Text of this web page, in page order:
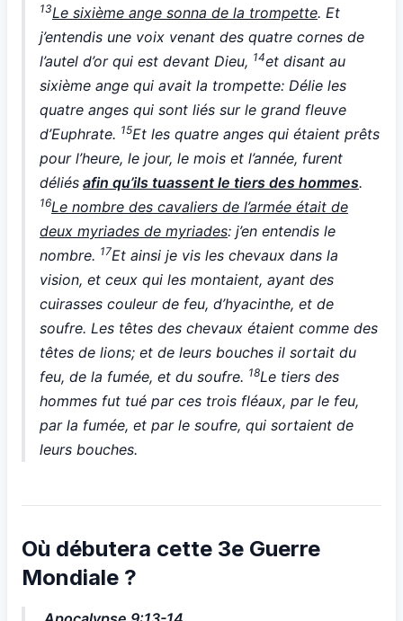
13Le sixième ange sonna de la trompette. Et
j’entendis une voix venant des quatre cornes de
l’autel d’or qui est devant Dieu, 14et disant au
sixième ange qui avait la trompette: Délie les
quatre anges qui sont liés sur le grand fleuve
d’Euphrate. 15Et les quatre anges qui étaient prêts
pour l’heure, le jour, le mois et l’année, furent
déliés afin qu’ils tuassent le tiers des hommes.
16Le nombre des cavaliers de l’armée était de
deux myriades de myriades: j’en entendis le
nombre. 17Et ainsi je vis les chevaux dans la
vision, et ceux qui les montaient, ayant des
cuirasses couleur de feu, d’hyacinthe, et de
soufre. Les têtes des chevaux étaient comme des
têtes de lions; et de leurs bouches il sortait du
feu, de la fumée, et du soufre. 18Le tiers des
hommes fut tué par ces trois fléaux, par le feu,
par la fumée, et par le soufre, qui sortaient de
leurs bouches.
Où débutera cette 3e Guerre
Mondiale ?